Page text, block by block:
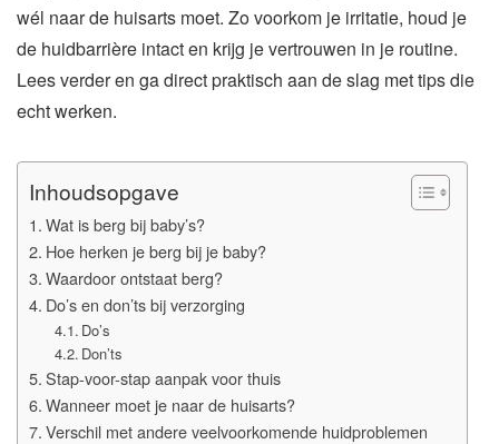
wél naar de huisarts moet. Zo voorkom je irritatie, houd je
de huidbarrière intact en krijg je vertrouwen in je routine.
Lees verder en ga direct praktisch aan de slag met tips die
echt werken.
Inhoudsopgave
Wat is berg bij baby’s?
Hoe herken je berg bij je baby?
Waardoor ontstaat berg?
Do’s en don’ts bij verzorging
Do’s
Don’ts
Stap-voor-stap aanpak voor thuis
Wanneer moet je naar de huisarts?
Verschil met andere veelvoorkomende huidproblemen